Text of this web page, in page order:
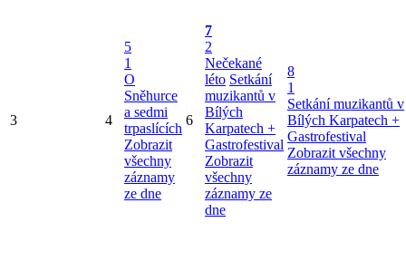
3 4
5
1
O
Sněhurce
a sedmi
trpaslících
Zobrazit
všechny
záznamy
ze dne
6
7
2
Nečekané
léto Setkání
muzikantů v
Bílých
Karpatech +
Gastrofestival
Zobrazit
všechny
záznamy ze
dne
8
1
Setkání muzikantů v
Bílých Karpatech +
Gastrofestival
Zobrazit všechny
záznamy ze dne